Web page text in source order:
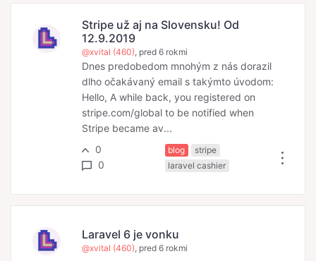
Stripe už aj na Slovensku! Od
12.9.2019
@xvital (460), pred 6 rokmi
Dnes predobedom mnohým z nás dorazil
dlho očakávaný email s takýmto úvodom:
Hello, A while back, you registered on
stripe.com/global to be notified when
Stripe became av...
0
0
blog
stripe
laravel cashier
Laravel 6 je vonku
@xvital (460) , pred 6 rokmi